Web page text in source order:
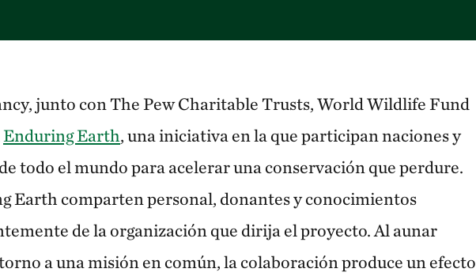
junto con The Pew Charitable Trusts, World Wildlife Fund
Enduring Earth, una iniciativa en la que participan naciones y
todo el mundo para acelerar una conservación que perdure.
Earth comparten personal, donantes y conocimientos
de la organización que dirija el proyecto. Al aunar
a una misión en común, la colaboración produce un efecto